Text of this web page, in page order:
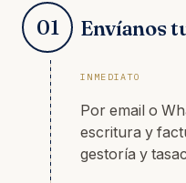
01 Envíanos
INMEDIATO
Por email o
escritura y
gestoría y